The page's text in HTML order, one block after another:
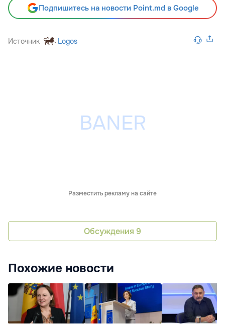
Подпишитесь на новости Point.md в Google
Источник Logos
Разместить рекламу на сайте
Обсуждения 9
Похожие новости